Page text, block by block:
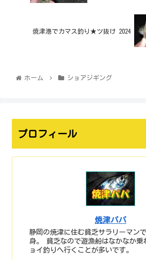
焼津港でカマス釣り★ツ抜け 2024
ホーム ショアジギング
プロフィール
焼津パパ
静岡の焼津に住む貧乏サラリーマン
身。 貧乏なので遊漁船はなかなか乗
ョイ釣りへ行くことが多いです。